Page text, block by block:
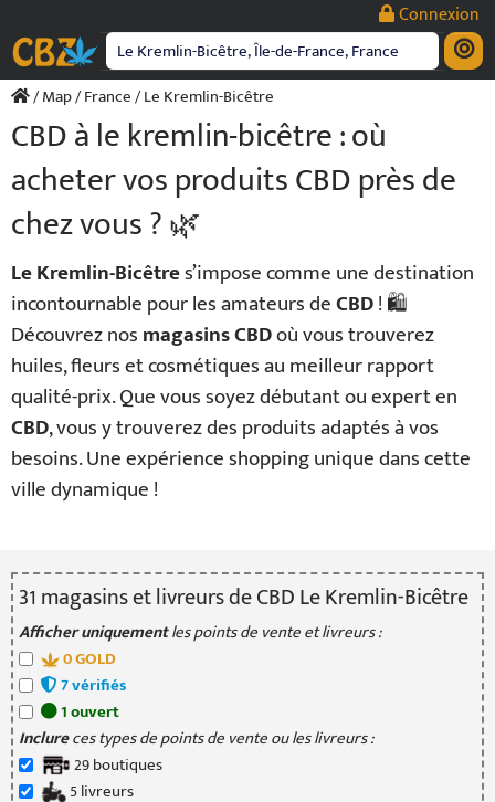
contenu
Connexion
/Map/France/ Le Kremlin-Bicêtre
CBD à le kremlin-bicêtre : où
acheter vos produits CBD près de
chez vous ? 🌿
Le Kremlin-Bicêtres’impose comme une destination
incontournable pour les amateurs deCBD! 🛍️
Découvrez nosmagasins CBDoù vous trouverez
huiles, fleurs et cosmétiques au meilleur rapport
qualité-prix. Que vous soyez débutant ou expert en
CBD, vous y trouverez des produits adaptés à vos
besoins. Une expérience shopping unique dans cette
ville dynamique !
31 magasinset livreursde CBD Le Kremlin-Bicêtre
Afficher uniquementles points de vente et livreurs :
0GOLD
7vérifiés
1ouvert
Inclureces types de points de vente ou les livreurs :
29boutiques
5livreurs